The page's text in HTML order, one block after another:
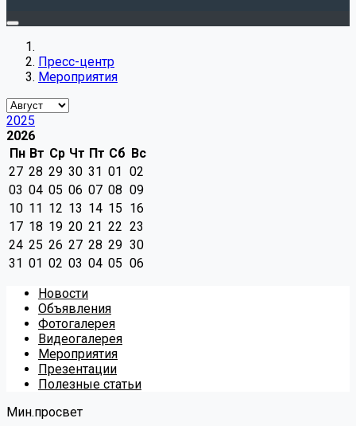
Пресс-центр
Мероприятия
2025
2026
Пн Вт Ср Чт Пт Сб Вс
27 28 29 30 31 01 02
03 04 05 06 07 08 09
10 11 12 13 14 15 16
17 18 19 20 21 22 23
24 25 26 27 28 29 30
31 01 02 03 04 05 06
Новости
Объявления
Фотогалерея
Видеогалерея
Мероприятия
Презентации
Полезные статьи
Мин.просвет